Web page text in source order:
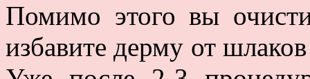
Помимо этого вы
избавите дерму от